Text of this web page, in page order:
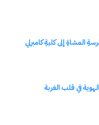
في قلب الغربة